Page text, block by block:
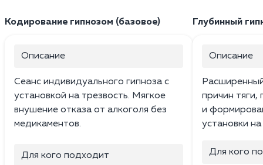
Кодирование гипнозом (базовое)
Описание
Сеанс индивидуального гипноза с
установкой на трезвость. Мягкое
внушение отказа от алкоголя без
медикаментов.
Для кого подходит
Глубинный
Описание
причин тяги,
и
установки
Для кого